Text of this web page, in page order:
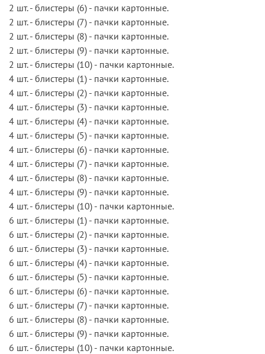
2 шт. - блистеры (6) - пачки картонные.
2 шт. - блистеры (7) - пачки картонные.
2 шт. - блистеры (8) - пачки картонные.
2 шт. - блистеры (9) - пачки картонные.
2 шт. - блистеры (10) - пачки картонные.
4 шт. - блистеры (1) - пачки картонные.
4 шт. - блистеры (2) - пачки картонные.
4 шт. - блистеры (3) - пачки картонные.
4 шт. - блистеры (4) - пачки картонные.
4 шт. - блистеры (5) - пачки картонные.
4 шт. - блистеры (6) - пачки картонные.
4 шт. - блистеры (7) - пачки картонные.
4 шт. - блистеры (8) - пачки картонные.
4 шт. - блистеры (9) - пачки картонные.
4 шт. - блистеры (10) - пачки картонные.
6 шт. - блистеры (1) - пачки картонные.
6 шт. - блистеры (2) - пачки картонные.
6 шт. - блистеры (3) - пачки картонные.
6 шт. - блистеры (4) - пачки картонные.
6 шт. - блистеры (5) - пачки картонные.
6 шт. - блистеры (6) - пачки картонные.
6 шт. - блистеры (7) - пачки картонные.
6 шт. - блистеры (8) - пачки картонные.
6 шт. - блистеры (9) - пачки картонные.
6 шт. - блистеры (10) - пачки картонные.